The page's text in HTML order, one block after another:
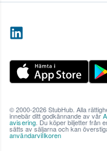
© 2000-2026 StubHub. Alla
innebär ditt godkännande av vår
avisering . Du köper biljetter från
sätts av säljarna och kan
användarvillkoren